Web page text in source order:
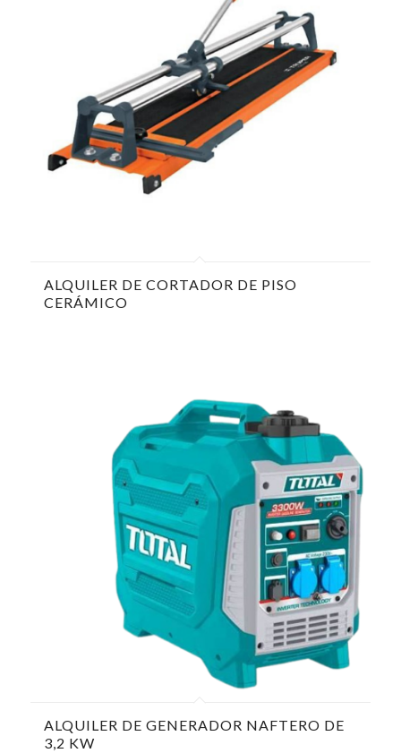
ALQUILER DE CORTADOR DE PISO
CERÁMICO
ALQUILER DE GENERADOR NAFTERO DE
3,2 KW